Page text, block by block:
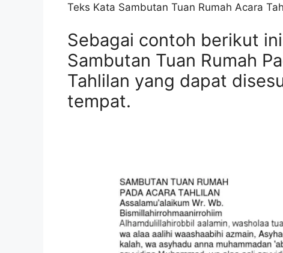
Teks Kata Sambutan Tuan Rumah Acara
Sebagai contoh berikut
Sambutan Tuan Rumah
Tahlilan yang dapat
tempat.